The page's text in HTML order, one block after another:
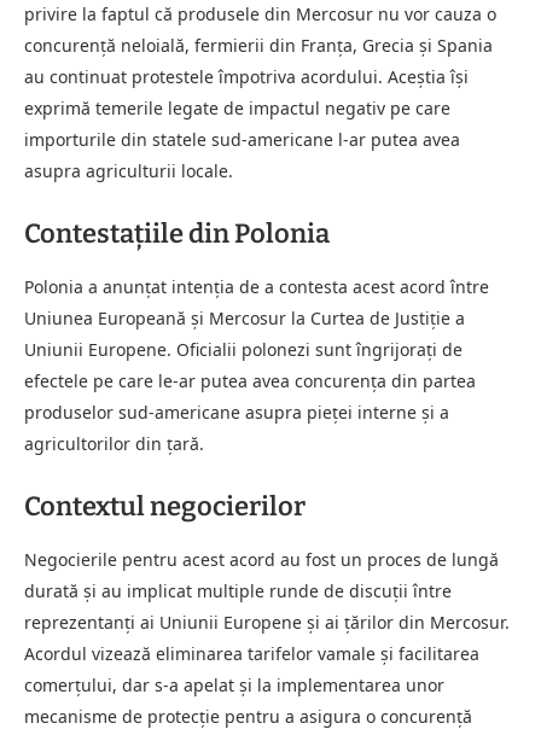
privire la faptul că produsele din Mercosur nu vor cauza o
concurență neloială, fermierii din Franța, Grecia și Spania
au continuat protestele împotriva acordului. Aceștia își
exprimă temerile legate de impactul negativ pe care
importurile din statele sud-americane l-ar putea avea
asupra agriculturii locale.
Contestațiile din Polonia
Polonia a anunțat intenția de a contesta acest acord între
Uniunea Europeană și Mercosur la Curtea de Justiție a
Uniunii Europene. Oficialii polonezi sunt îngrijorați de
efectele pe care le-ar putea avea concurența din partea
produselor sud-americane asupra pieței interne și a
agricultorilor din țară.
Contextul negocierilor
Negocierile pentru acest acord au fost un proces de lungă
durată și au implicat multiple runde de discuții între
reprezentanți ai Uniunii Europene și ai țărilor din Mercosur.
Acordul vizează eliminarea tarifelor vamale și facilitarea
comerțului, dar s-a apelat și la implementarea unor
mecanisme de protecție pentru a asigura o concurență